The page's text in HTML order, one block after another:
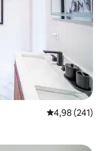
4,98 av 5 i
4,98 (241)